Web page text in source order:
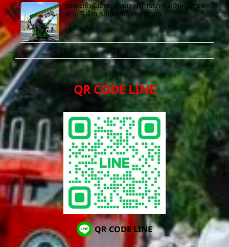
รถกระเช้ารับจ้างศรีราชา บริการรถกระเช้าให้เช่า รถ
เครนรับจ้าง รถเฮี๊ยบให้เช่า ราคาถูก
QR CODE LINE
QR CODE LINE